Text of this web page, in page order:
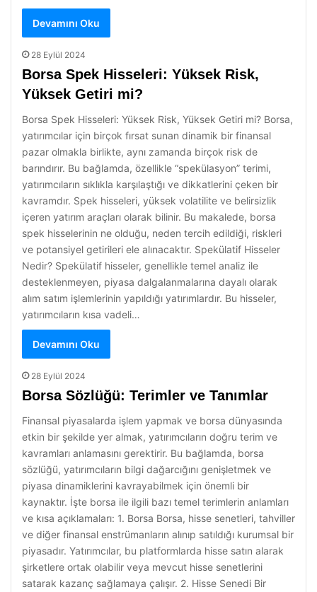
Devamını Oku
28 Eylül 2024
Borsa Spek Hisseleri: Yüksek Risk,
Yüksek Getiri mi?
Borsa Spek Hisseleri: Yüksek Risk, Yüksek Getiri mi? Borsa,
yatırımcılar için birçok fırsat sunan dinamik bir finansal
pazar olmakla birlikte, aynı zamanda birçok risk de
barındırır. Bu bağlamda, özellikle “spekülasyon” terimi,
yatırımcıların sıklıkla karşılaştığı ve dikkatlerini çeken bir
kavramdır. Spek hisseleri, yüksek volatilite ve belirsizlik
içeren yatırım araçları olarak bilinir. Bu makalede, borsa
spek hisselerinin ne olduğu, neden tercih edildiği, riskleri
ve potansiyel getirileri ele alınacaktır. Spekülatif Hisseler
Nedir? Spekülatif hisseler, genellikle temel analiz ile
desteklenmeyen, piyasa dalgalanmalarına dayalı olarak
alım satım işlemlerinin yapıldığı yatırımlardır. Bu hisseler,
yatırımcıların kısa vadeli…
Devamını Oku
28 Eylül 2024
Borsa Sözlüğü: Terimler ve Tanımlar
Finansal piyasalarda işlem yapmak ve borsa dünyasında
etkin bir şekilde yer almak, yatırımcıların doğru terim ve
kavramları anlamasını gerektirir. Bu bağlamda, borsa
sözlüğü, yatırımcıların bilgi dağarcığını genişletmek ve
piyasa dinamiklerini kavrayabilmek için önemli bir
kaynaktır. İşte borsa ile ilgili bazı temel terimlerin anlamları
ve kısa açıklamaları: 1. Borsa Borsa, hisse senetleri, tahviller
ve diğer finansal enstrümanların alınıp satıldığı kurumsal bir
piyasadır. Yatırımcılar, bu platformlarda hisse satın alarak
şirketlere ortak olabilir veya mevcut hisse senetlerini
satarak kazanç sağlamaya çalışır. 2. Hisse Senedi Bir